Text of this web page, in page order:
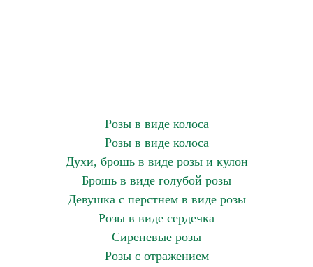
Розы в виде колоса
Розы в виде колоса
Духи, брошь в виде розы и кулон
Брошь в виде голубой розы
Девушка с перстнем в виде розы
Розы в виде сердечка
Сиреневые розы
Розы с отражением